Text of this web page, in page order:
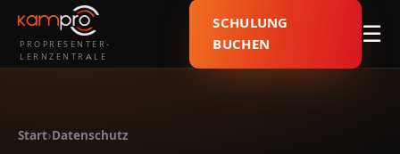
PROPRESENTER-
LERNZENTRALE
SCHULUNG
BUCHEN
☰
Start›Datenschutz